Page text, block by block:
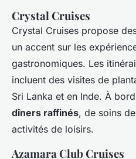
Crystal Cruises
Crystal Cruises propose
un accent sur les
gastronomiques. Les
incluent des visites de
Sri Lanka et en Inde. À
dîners raffinés, de soins
activités de loisirs.
Azamara Club Cruises